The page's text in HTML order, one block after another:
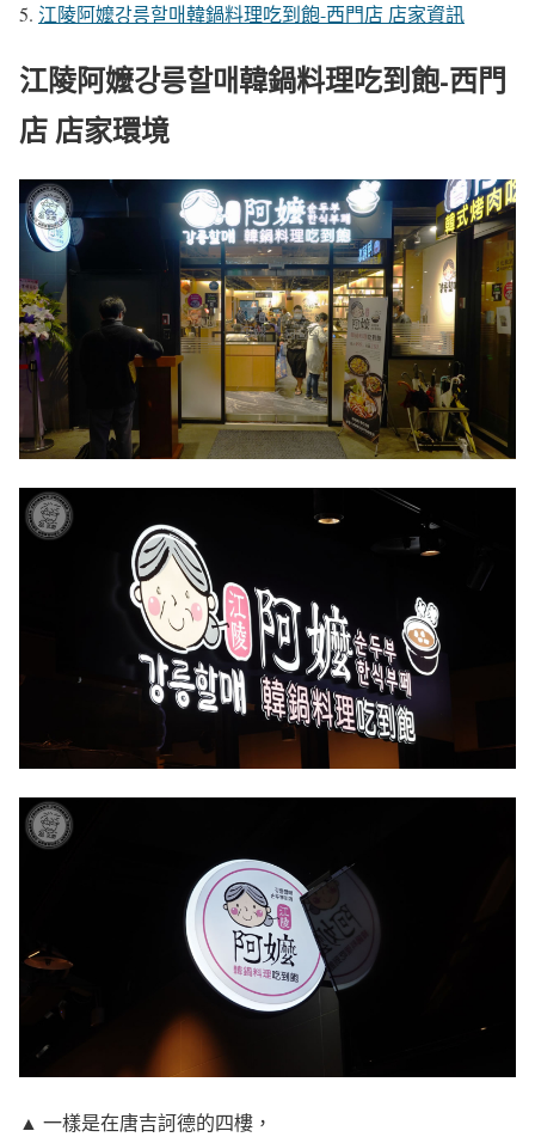
江陵阿嬤강릉할매韓鍋料理吃到飽-西門店 店家資訊
江陵阿嬤강릉할매韓鍋料理吃到飽-西門
店 店家環境
▲ 一樣是在唐吉訶德的四樓，